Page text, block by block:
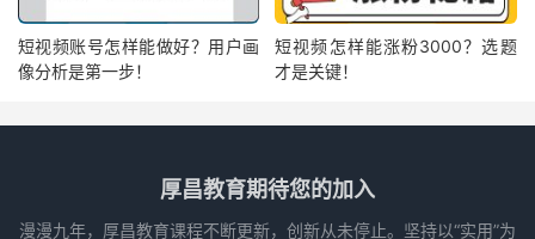
短视频账号怎样能做好？用户画
像分析是第一步！
短视频怎样能涨粉3000？选题
才是关键！
厚昌教育期待您的加入
漫漫九年，厚昌教育课程不断更新，创新从未停止。坚持以“实用”为